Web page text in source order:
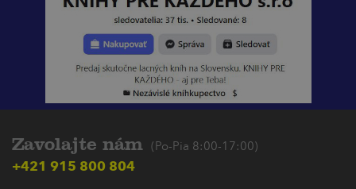
Zavolajte nám (Po-Pia 8:00-17:00)
+421 915 800 804